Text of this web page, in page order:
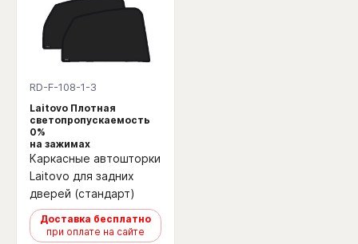
RD-F-108-1-3
Laitovo Плотная
светопропускаемость
0%
на зажимах
Каркасные автошторки
Laitovo для задних
дверей (стандарт)
Доставка бесплатно
при оплате на сайте